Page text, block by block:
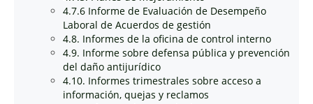
4.7.6 Informe de Evaluación de Desempeño
Laboral de Acuerdos de gestión
4.8. Informes de la oficina de control interno
4.9. Informe sobre defensa pública y prevención
del daño antijurídico
4.10. Informes trimestrales sobre acceso a
información, quejas y reclamos